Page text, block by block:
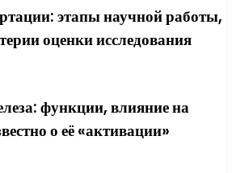
этапы научной работы,
оценки исследования
функции, влияние на
о её «активации»